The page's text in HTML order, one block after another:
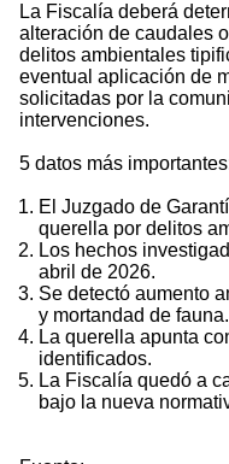
La Fiscalía deberá
alteración de caudales
delitos ambientales
eventual aplicación de
solicitadas por la
intervenciones.
5 datos más
El Juzgado de
querella por delitos
Los hechos
abril de 2026.
Se detectó aumento
y mortandad de fauna.
La querella apunta
identificados.
La Fiscalía quedó a
bajo la nueva